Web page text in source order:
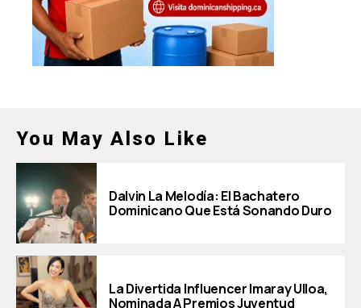
You May Also Like
Dalvin La Melodía: El Bachatero
Dominicano Que Está Sonando Duro
La Divertida Influencer Imaray Ulloa,
Nominada A Premios Juventud